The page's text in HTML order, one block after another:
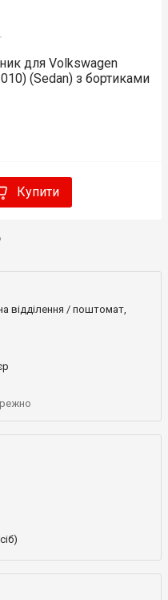
для Volkswagen
(Sedan) з бортиками
Купити
відділення / поштомат,